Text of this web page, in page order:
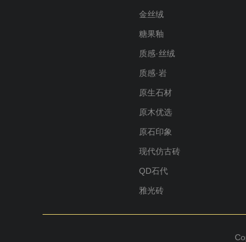
金丝绒
糖果釉
质感·丝绒
质感·岩
原生石材
原木优选
原石印象
现代仿古砖
QD石代
雅光砖